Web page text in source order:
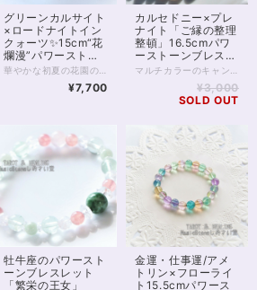
グリーンカルサイト
×ロードナイトイン
クォーツ✨15cm“花
爛漫”パワーストー
ンブレスレット
¥7,700
カルセドニー×プレ
ナイト「ご縁の整理
整頓」16.5cmパワ
ーストーンブレスレ
ット
¥3,000
SOLD OUT
牡牛座のパワースト
ーンブレスレット
「繁栄の王女」
金運・仕事運/アメ
トリン×フローライ
ト15.5cmパワース